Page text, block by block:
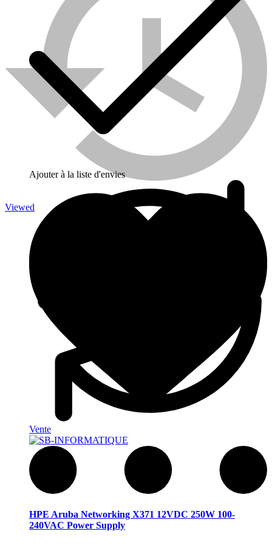
Viewed
Ajouter à la liste d'envies
Vente
HPE Aruba Networking X371 12VDC 250W 100-
240VAC Power Supply